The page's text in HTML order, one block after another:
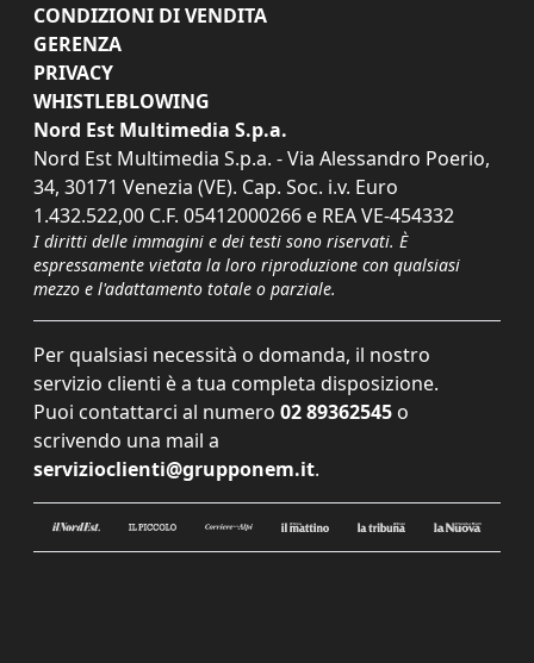
CONDIZIONI DI VENDITA
GERENZA
PRIVACY
WHISTLEBLOWING
Nord Est Multimedia S.p.a.
Nord Est Multimedia S.p.a. - Via Alessandro Poerio,
34, 30171 Venezia (VE). Cap. Soc. i.v. Euro
1.432.522,00 C.F. 05412000266 e REA VE-454332
I diritti delle immagini e dei testi sono riservati. È
espressamente vietata la loro riproduzione con qualsiasi
mezzo e l'adattamento totale o parziale.
Per qualsiasi necessità o domanda, il nostro
servizio clienti è a tua completa disposizione.
Puoi contattarci al numero 02 89362545 o
scrivendo una mail a
servizioclienti@grupponem.it.